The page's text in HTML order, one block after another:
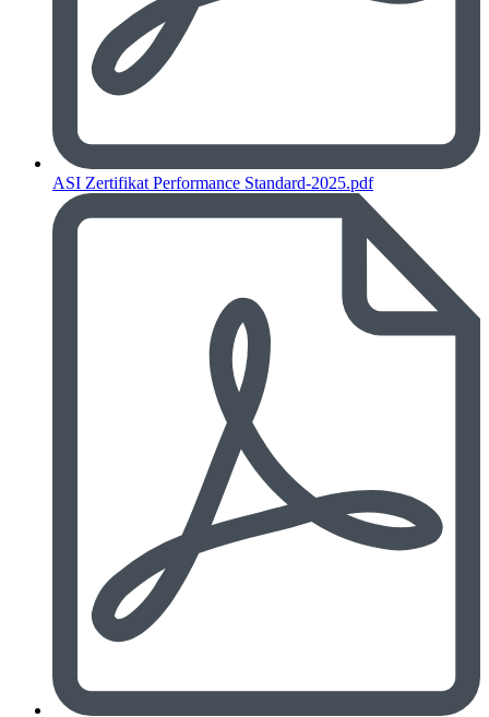
ASI Zertifikat Performance Standard-2025.pdf